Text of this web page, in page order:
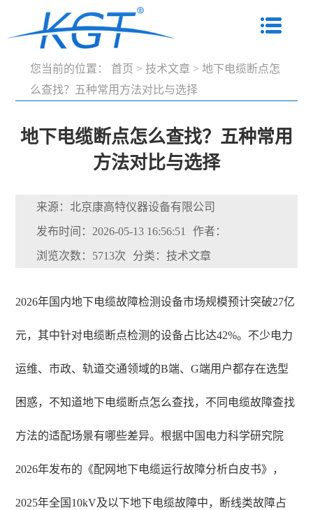
您当前的位置： 首页 > 技术文章 > 地下电缆断点怎
么查找？五种常用方法对比与选择
地下电缆断点怎么查找？五种常用
方法对比与选择
来源：北京康高特仪器设备有限公司
发布时间：2026-05-13 16:56:51 作者：
浏览次数：5713次 分类：技术文章
2026年国内地下电缆故障检测设备市场规模预计突破27亿
元，其中针对电缆断点检测的设备占比达42%。不少电力
运维、市政、轨道交通领域的B端、G端用户都存在选型
困惑，不知道地下电缆断点怎么查找，不同电缆故障查找
方法的适配场景有哪些差异。根据中国电力科学研究院
2026年发布的《配网地下电缆运行故障分析白皮书》，
2025年全国10kV及以下地下电缆故障中，断线类故障占